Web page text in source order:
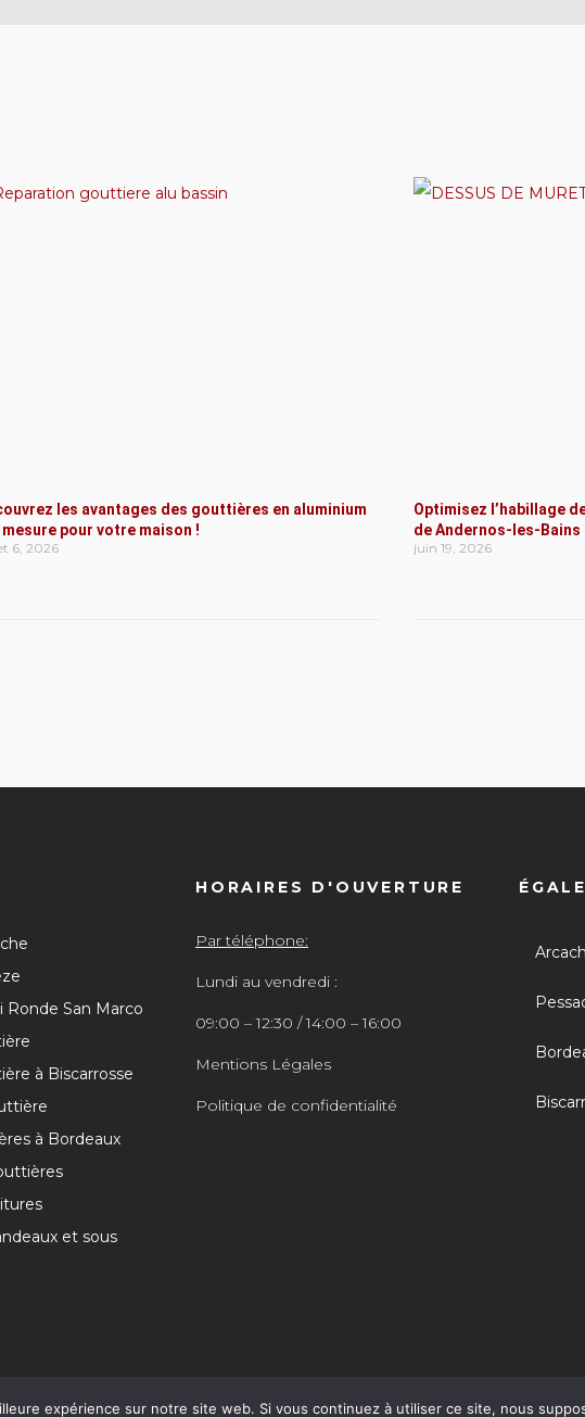
les avantages des gouttières en aluminium
pour votre maison !
6, 2026
Optimisez l’habillage
de Andernos-les-Bains
juin 19, 2026
San Marco
à Biscarrosse
à Bordeaux
et sous
HORAIRES D'OUVERTURE
Par téléphone:
Lundi au vendredi :
09:00 – 12:30 / 14:00 – 16:00
Mentions Légales
Politique de confidentialité
expérience sur notre site web. Si vous continuez à utiliser ce site, nous